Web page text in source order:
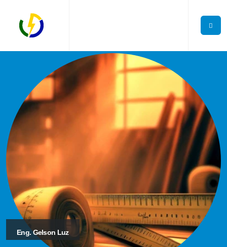
Eng. Gelson Luz